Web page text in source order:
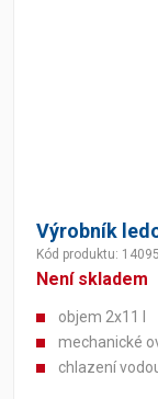
Výrobník
Kód produktu:
Není skladem
objem 2x11 l
mechanické
chlazení